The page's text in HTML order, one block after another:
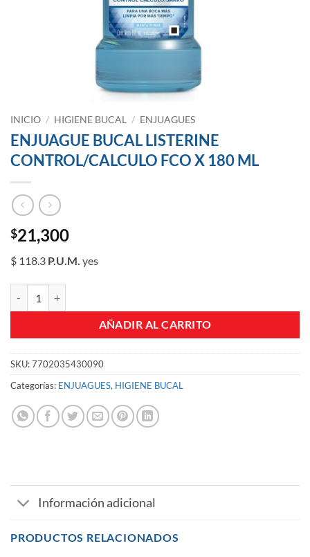
INICIO / HIGIENE BUCAL / ENJUAGUES
ENJUAGUE BUCAL LISTERINE
CONTROL/CALCULO FCO X 180 ML
$21,300
$ 118.3 P.U.M. yes
AÑADIR AL CARRITO
SKU:7702035430090
Categorías: ENJUAGUES, HIGIENE BUCAL
Información adicional
PRODUCTOS RELACIONADOS